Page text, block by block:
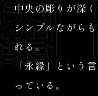
中央の彫りが深
シンプルながら
れる。
「永縁」という
っている。